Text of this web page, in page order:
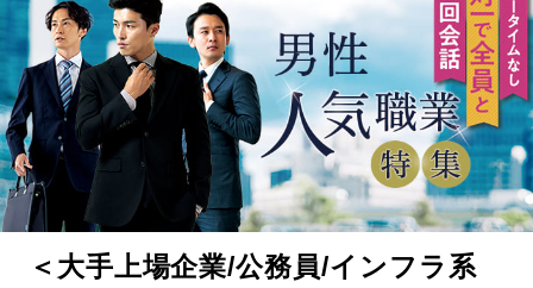
＜大手上場企業/公務員/インフラ系